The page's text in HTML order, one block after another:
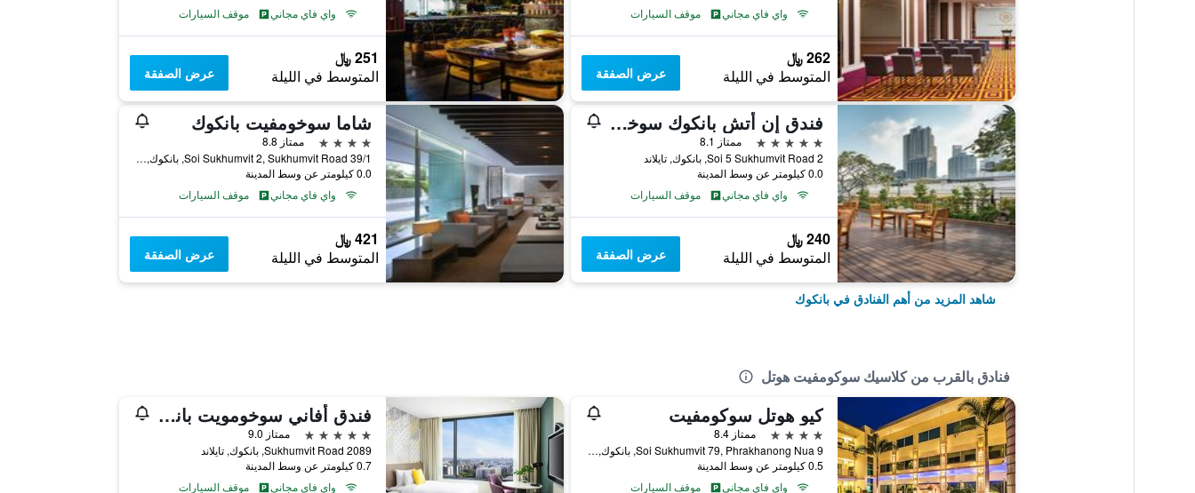
واي فاي مجاني
موقف السيارات
262 ﷼
المتوسط في الليلة عرض الصفقة
واي فاي مجاني
موقف السيارات
251 ﷼
المتوسط في الليلة عرض الصفقة
فندق إن أتش بانكوك سوخومفيت بوليفارد
5 نجوم
ممتاز 8.1
2 Soi 5 Sukhumvit Road, بانكوك, تايلاند
0.0 كيلومتر عن وسط المدينة
واي فاي مجاني
موقف السيارات
240 ﷼
المتوسط في الليلة عرض الصفقة
شاما سوخومفيت بانكوك
4 نجوم
ممتاز 8.8
39/1 Soi Sukhumvit 2, Sukhumvit Road, بانكوك, تايلاند
0.0 كيلومتر عن وسط المدينة
واي فاي مجاني
موقف السيارات
421 ﷼
المتوسط في الليلة عرض الصفقة
شاهد المزيد من أهم الفنادق في بانكوك
فنادق بالقرب من كلاسيك سوكومفيت هوتل
كيو هوتل سوكومفيت
4 نجوم
ممتاز 8.4
9 Soi Sukhumvit 79, Phrakhanong Nua, بانكوك, تايلاند
0.5 كيلومتر عن وسط المدينة
واي فاي مجاني
موقف السيارات
فندق أفاني سوخومويت بانكوك
5 نجوم
ممتاز 9.0
2089 Sukhumvit Road, بانكوك, تايلاند
0.7 كيلومتر عن وسط المدينة
واي فاي مجاني
موقف السيارات